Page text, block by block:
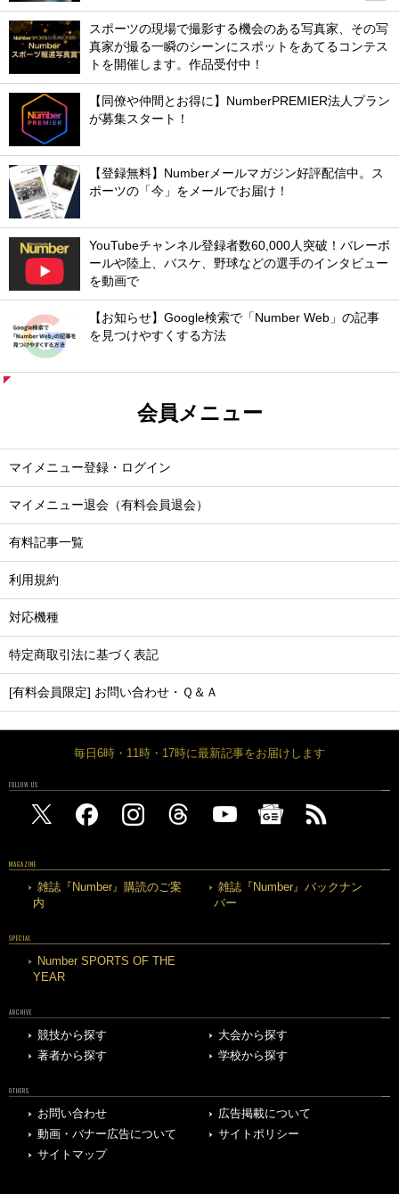
スポーツの現場で撮影する機会のある写真家、その写
真家が撮る一瞬のシーンにスポットをあてるコンテス
トを開催します。作品受付中！
【同僚や仲間とお得に】NumberPREMIER法人プラン
が募集スタート！
【登録無料】Numberメールマガジン好評配信中。ス
ポーツの「今」をメールでお届け！
YouTubeチャンネル登録者数60,000人突破！バレーボ
ールや陸上、バスケ、野球などの選手のインタビュー
を動画で
【お知らせ】Google検索で「Number Web」の記事
を見つけやすくする方法
会員メニュー
マイメニュー登録・ログイン
マイメニュー退会（有料会員退会）
有料記事一覧
利用規約
対応機種
特定商取引法に基づく表記
[有料会員限定] お問い合わせ・Ｑ＆Ａ
毎日6時・11時・17時に最新記事をお届けします
FOLLOW US
MAGAZINE
雑誌『Number』購読のご案
内
雑誌『Number』バックナン
バー
SPECIAL
Number SPORTS OF THE
YEAR
ARCHIVE
競技から探す
大会から探す
著者から探す
学校から探す
OTHERS
お問い合わせ
広告掲載について
動画・バナー広告について
サイトポリシー
サイトマップ